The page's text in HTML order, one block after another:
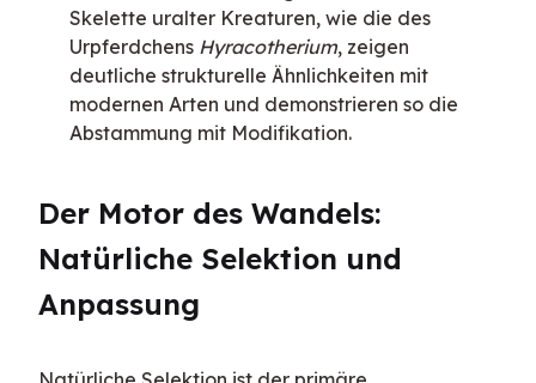
Skelette uralter Kreaturen, wie die des
Urpferdchens Hyracotherium, zeigen
deutliche strukturelle Ähnlichkeiten mit
modernen Arten und demonstrieren so die
Abstammung mit Modifikation.
Der Motor des Wandels:
Natürliche Selektion und
Anpassung